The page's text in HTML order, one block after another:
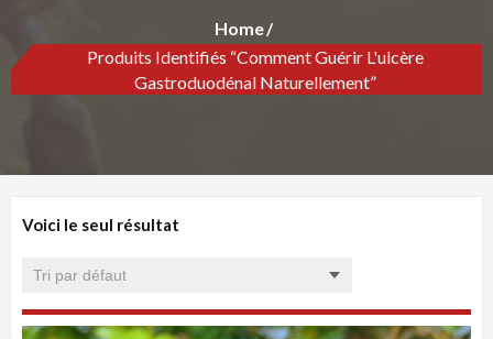
Home
Produits Identifiés “Comment Guérir L'ulcère
Gastroduodénal Naturellement”
Voici le seul résultat